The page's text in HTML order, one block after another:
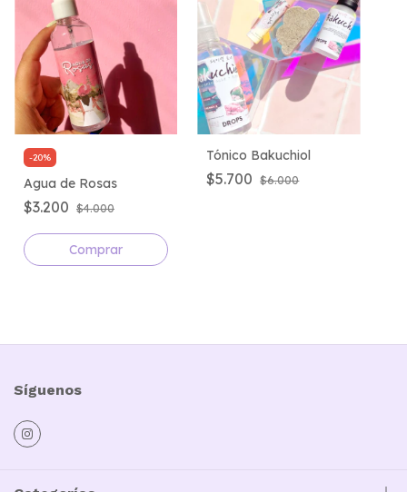
-20%
Agua de Rosas
$3.200 $4.000
Comprar
Tónico Bakuchiol
$5.700 $6.000
Síguenos